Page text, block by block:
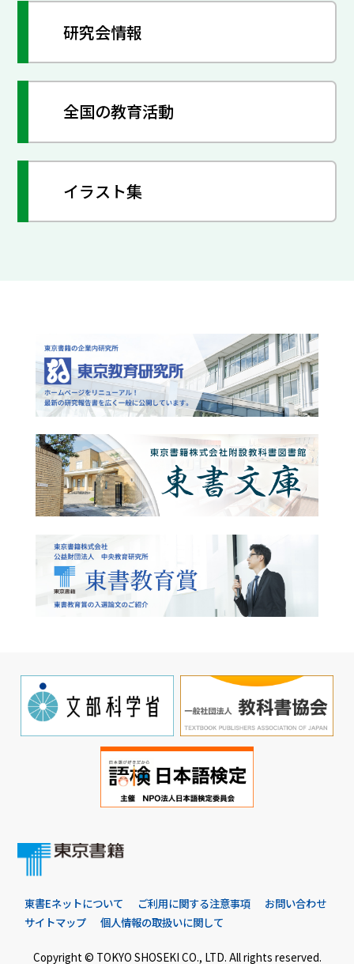
研究会情報
全国の教育活動
イラスト集
東書Eネットについて ご利用に関する注意事項
お問い合わせ
サイトマップ
個人情報の取扱いに関して
Copyright © TOKYO SHOSEKI CO., LTD. All rights reserved.